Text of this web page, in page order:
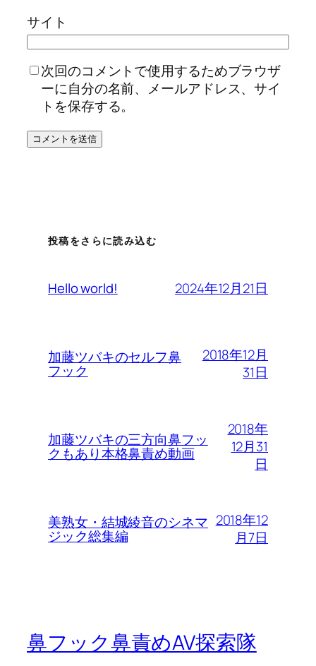
サイト
次回のコメントで使用するためブラウザ
ーに自分の名前、メールアドレス、サイ
トを保存する。
投稿をさらに読み込む
Hello world! 2024年12月21日
加藤ツバキのセルフ鼻
フック
2018年12月
31日
加藤ツバキの三方向鼻フッ
クもあり本格鼻責め動画
2018年
12月31
日
美熟女・結城綾音のシネマ
ジック総集編
2018年12
月7日
鼻フック鼻責めAV探索隊